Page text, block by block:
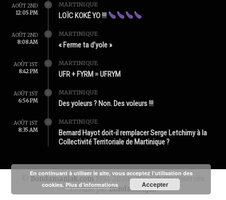
AOÛT 2ND
12:05 PM
MARTINIQUE
LOÏC KOKÉ YO !!!
AOÛT 2ND
8:08 AM
MARTINIQUE
« Ferme ta d’yole »
AOÛT 1ST
8:42 PM
MARTINIQUE
UFR + FYRM = UFRYM
AOÛT 1ST
6:56 PM
MARTINIQUE
Des yoleurs ? Non. Des voleurs !!!
AOÛT 1ST
8:35 AM
MARTINIQUE
Bernard Hayot doit-il remplacer Serge Letchimy à la
Collectivité Territoriale de Martinique ?
Bondamanjak.com 1994-2020 - Tous droits réservés
Produit parBondamanjak
En continuant à utiliser le site, vous acceptez l’utilisation des
cookies. Plus d’informations Accepter